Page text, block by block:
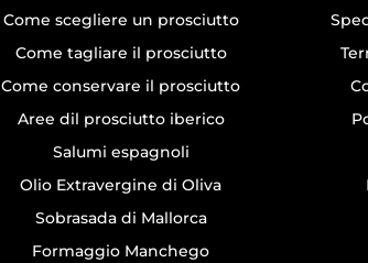
Come scegliere un prosciutto
Come tagliare il prosciutto
Come conservare il prosciutto
Aree dil prosciutto iberico
Salumi espagnoli
Olio Extravergine di Oliva
Sobrasada di Mallorca
Formaggio Manchego